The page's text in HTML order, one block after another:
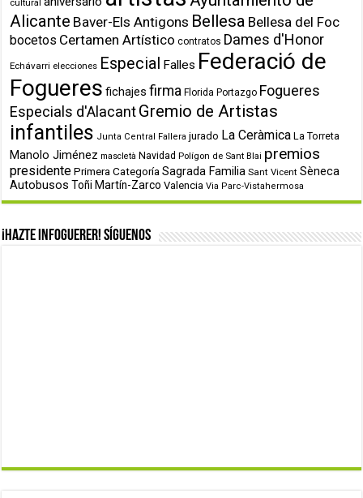
cultural
Alicante Baver-Els Antigons Bellesa Bellesa del Foc
bocetos Certamen Artístico contratos Dames d'Honor
Echávarri elecciones Especial Falles Federació de
Fogueres fichajes firma Florida Portazgo Fogueres
Especials d'AlacantGremio de Artistas
infantiles Junta Central Fallera jurado La Ceràmica La Torreta
Manolo Jiménez mascletà Navidad Polígon de Sant Blai premios
presidente Primera Categoría Sagrada Familia Sant Vicent Sèneca
Autobusos Toñi Martín-Zarco Valencia Via Parc-Vistahermosa
¡Hazte infoguerer! Síguenos